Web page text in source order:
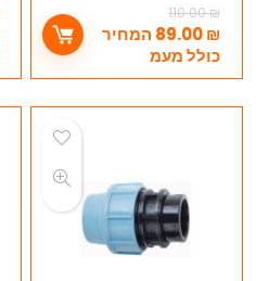
110.00₪
89.00₪
המחיר
כולל מעמ